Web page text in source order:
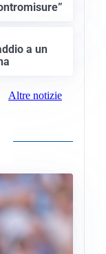
a un
Altre notizie